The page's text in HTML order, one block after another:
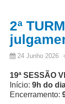
Seções
Turmas
2ª
24 Junho 2026
19ª SESSÃO
Início: 9h do
Encerramento: